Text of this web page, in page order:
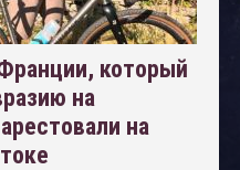
который
на
на